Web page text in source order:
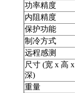
功率精度
内阻精度
保护功能
制冷方式
远程感测
尺寸 (宽 x 高 x
深)
重量